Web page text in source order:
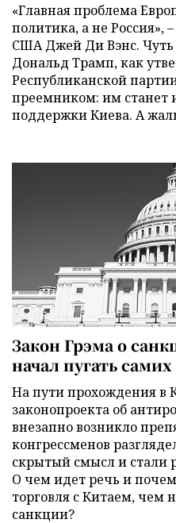
«Главная проблема
политика, а не Россия»,
США Джей Ди Вэнс. Чуть
Дональд Трамп, как
Республиканской
преемником: им станет
поддержки Киева. А
Закон Грэма о
начал пугать
На пути прохождения в
законопроекта об
внезапно возникло
конгрессменов
скрытый смысл и стали
О чем идет речь и
торговля с Китаем, чем
санкции?